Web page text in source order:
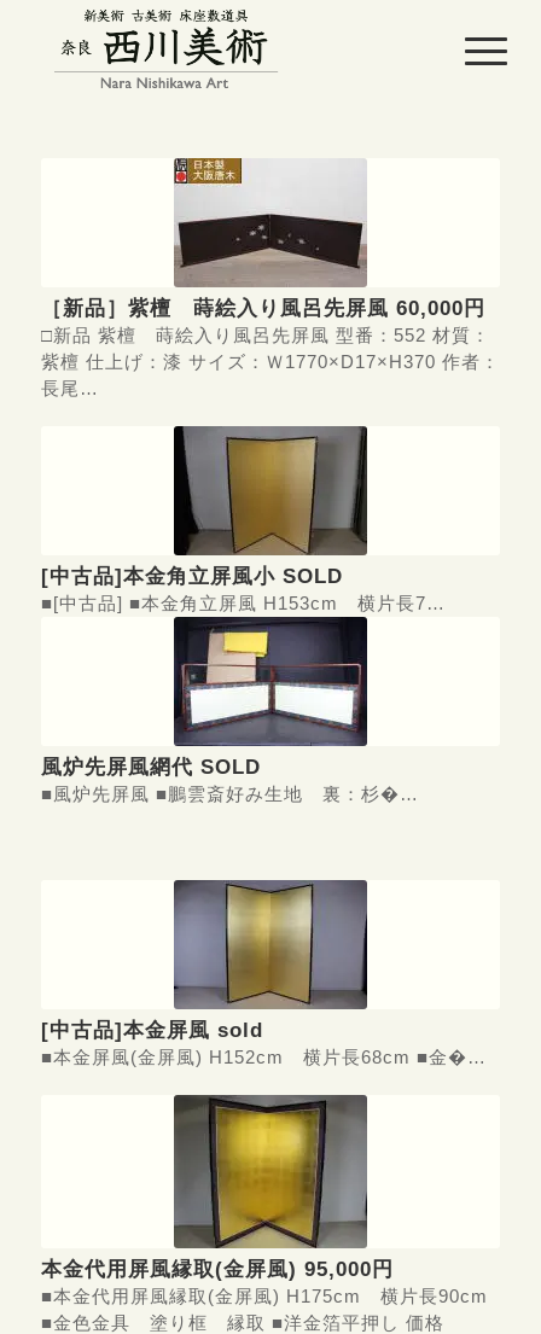
［新品］紫檀 蒔絵入り風呂先屏風 60,000円
□新品 紫檀 蒔絵入り風呂先屏風 型番：552 材質：
紫檀 仕上げ：漆 サイズ：Ｗ1770×D17×H370 作者：
長尾…
[中古品]本金角立屏風小 SOLD
■[中古品] ■本金角立屏風 H153cm 横片長7…
風炉先屏風網代 SOLD
■風炉先屏風 ■鵬雲斎好み生地 裏：杉�…
[中古品]本金屏風 sold
■本金屏風(金屏風) H152cm 横片長68cm ■金�…
本金代用屏風縁取(金屏風) 95,000円
■本金代用屏風縁取(金屏風) H175cm 横片長90cm
■金色金具 塗り框 縁取 ■洋金箔平押し 価格